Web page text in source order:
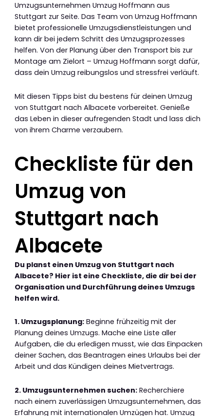
Umzugsunternehmen Umzug Hoffmann aus
Stuttgart zur Seite. Das Team von Umzug Hoffmann
bietet professionelle Umzugsdienstleistungen und
kann dir bei jedem Schritt des Umzugsprozesses
helfen. Von der Planung über den Transport bis zur
Montage am Zielort – Umzug Hoffmann sorgt dafür,
dass dein Umzug reibungslos und stressfrei verläuft.
Mit diesen Tipps bist du bestens für deinen Umzug
von Stuttgart nach Albacete vorbereitet. Genieße
das Leben in dieser aufregenden Stadt und lass dich
von ihrem Charme verzaubern.
Checkliste für den
Umzug von
Stuttgart nach
Albacete
Du planst einen Umzug von Stuttgart nach
Albacete? Hier ist eine Checkliste, die dir bei der
Organisation und Durchführung deines Umzugs
helfen wird.
1. Umzugsplanung: Beginne frühzeitig mit der
Planung deines Umzugs. Mache eine Liste aller
Aufgaben, die du erledigen musst, wie das Einpacken
deiner Sachen, das Beantragen eines Urlaubs bei der
Arbeit und das Kündigen deines Mietvertrags.
2. Umzugsunternehmen suchen: Recherchiere
nach einem zuverlässigen Umzugsunternehmen, das
Erfahrung mit internationalen Umzügen hat. Umzug